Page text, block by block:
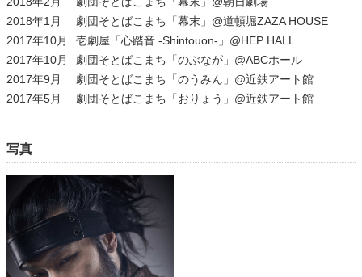
2018年1月
劇団そとばこまち「幕末」@道頓堀ZAZA HOUSE
2017年10月
壱劇屋「心踏音 -Shintouon-」@HEP HALL
2017年10月
劇団そとばこまち「のぶなが」@ABCホール
2017年9月
劇団そとばこまち「のうみん」@近鉄アート館
2017年5月
劇団そとばこまち「おりょう」@近鉄アート館
写真